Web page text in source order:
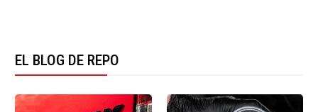
EL BLOG DE REPO